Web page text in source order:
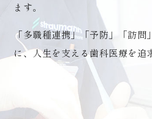
ます。
「多職種連携」「予防」「訪問
に、人生を支える歯科医療を追